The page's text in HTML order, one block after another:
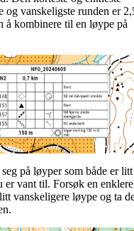
og vanskeligste runden er
å kombinere til en løype på
på løyper som både er litt
er vant til. Forsøk en enklere
vanskeligere løype og ta